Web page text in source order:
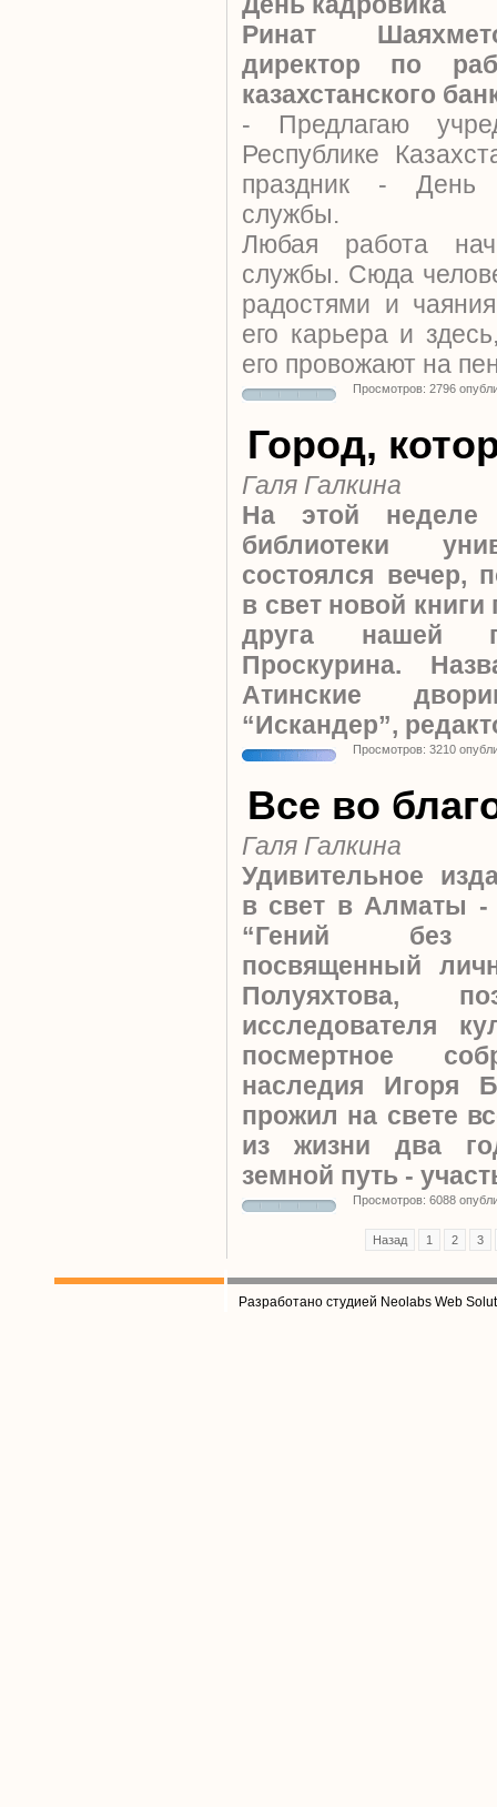
Ринат
директор по
казахстанского
- Предлагаю
Республике
праздник - День
службы.
Любая работа
службы. Сюда
радостями и
его карьера и
его провожают на
Просмотров: 2796
Город,
Галя Галкина
На этой неделе
библиотеки
состоялся вечер,
в свет новой книги
друга нашей
Проскурина.
Атинские
“Искандер”,
Просмотров: 3210
Все во
Галя Галкина
Удивительное
в свет в Алматы -
“Гений без
посвященный
Полуяхтова,
исследователя
посмертное
наследия Игоря
прожил на свете
из жизни два
земной путь -
Просмотров: 6088
Назад 1 2 3
Разработано студией Neolabs Web